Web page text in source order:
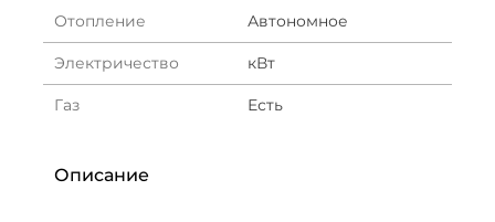
Отопление Автономное
Электричество кВт
Газ Есть
Описание